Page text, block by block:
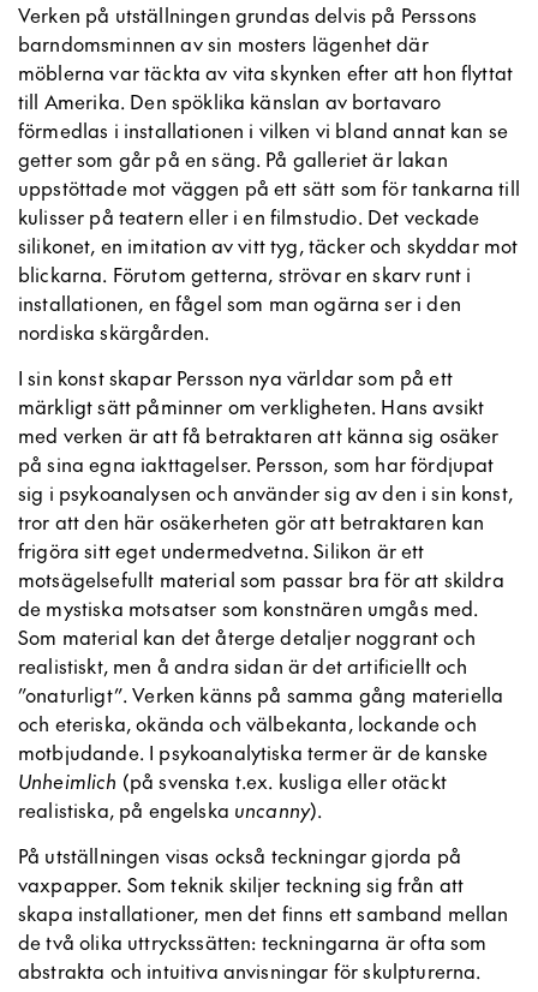
Verken på utställningen grundas delvis på Perssons
barndomsminnen av sin mosters lägenhet där
möblerna var täckta av vita skynken efter att hon flyttat
till Amerika. Den spöklika känslan av bortavaro
förmedlas i installationen i vilken vi bland annat kan se
getter som går på en säng. På galleriet är lakan
uppstöttade mot väggen på ett sätt som för tankarna till
kulisser på teatern eller i en filmstudio. Det veckade
silikonet, en imitation av vitt tyg, täcker och skyddar mot
blickarna. Förutom getterna, strövar en skarv runt i
installationen, en fågel som man ogärna ser i den
nordiska skärgården.
I sin konst skapar Persson nya världar som på ett
märkligt sätt påminner om verkligheten. Hans avsikt
med verken är att få betraktaren att känna sig osäker
på sina egna iakttagelser. Persson, som har fördjupat
sig i psykoanalysen och använder sig av den i sin konst,
tror att den här osäkerheten gör att betraktaren kan
frigöra sitt eget undermedvetna. Silikon är ett
motsägelsefullt material som passar bra för att skildra
de mystiska motsatser som konstnären umgås med.
Som material kan det återge detaljer noggrant och
realistiskt, men å andra sidan är det artificiellt och
”onaturligt”. Verken känns på samma gång materiella
och eteriska, okända och välbekanta, lockande och
motbjudande. I psykoanalytiska termer är de kanske
Unheimlich (på svenska t.ex. kusliga eller otäckt
realistiska, på engelska uncanny).
På utställningen visas också teckningar gjorda på
vaxpapper. Som teknik skiljer teckning sig från att
skapa installationer, men det finns ett samband mellan
de två olika uttryckssätten: teckningarna är ofta som
abstrakta och intuitiva anvisningar för skulpturerna.